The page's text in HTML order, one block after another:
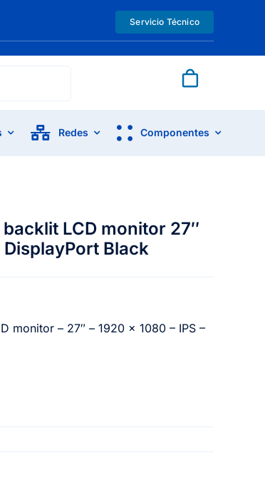
Servicio Técnico
Redes Componentes
LCD monitor 27″
DisplayPort Black
monitor – 27″ – 1920 x 1080 – IPS –